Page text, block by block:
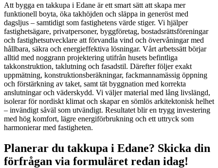
Att bygga en takkupa i Edane är ett smart sätt att skapa mer
funktionell boyta, öka takhöjden och släppa in generöst med
dagsljus – samtidigt som fastighetens värde stiger. Vi hjälper
fastighetsägare, privatpersoner, byggföretag, bostadsrättsföreningar
och fastighetsutvecklare att förvandla vind och övervåningar med
hållbara, säkra och energieffektiva lösningar. Vårt arbetssätt börjar
alltid med noggrann projektering utifrån husets befintliga
takkonstruktion, taklutning och fasadstil. Därefter följer exakt
uppmätning, konstruktionsberäkningar, fackmannamässig öppning
och förstärkning av taket, samt tät byggnation med korrekta
anslutningar och väderskydd. Vi väljer material med lång livslängd,
isolerar för nordiskt klimat och skapar en sömlös arkitektonisk helhet
– invändigt såväl som utvändigt. Resultatet blir en trygg investering
med hög komfort, lägre energiförbrukning och ett uttryck som
harmonierar med fastigheten.
Planerar du takkupa i Edane? Skicka din
förfrågan via formuläret redan idag!